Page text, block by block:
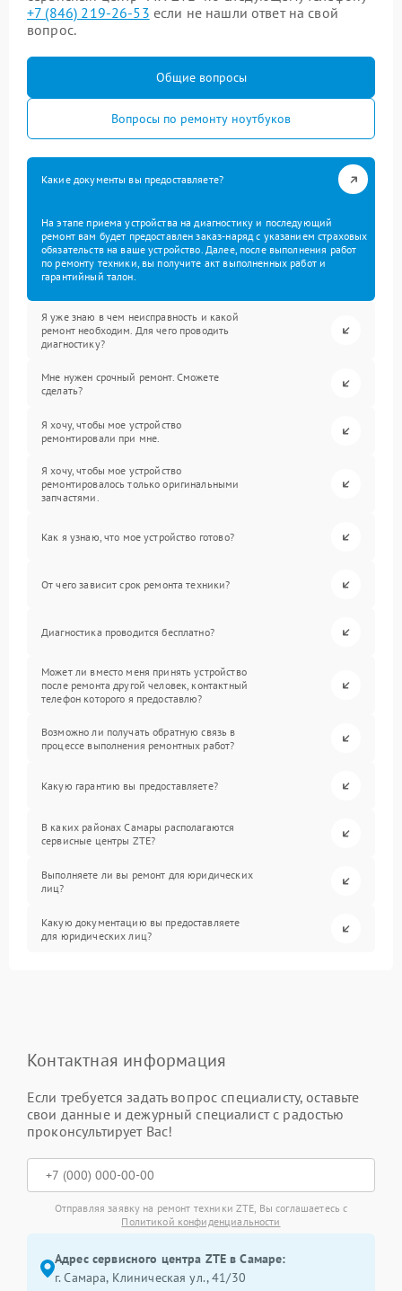
+7 (846) 219-26-53 если не нашли ответ на свой
вопрос.
Общие вопросы
Вопросы по ремонту ноутбуков
Какие документы вы предоставляете?
На этапе приема устройства на диагностику и последующий
ремонт вам будет предоставлен заказ-наряд с указанием страховых
обязательств на ваше устройство. Далее, после выполнения работ
по ремонту техники, вы получите акт выполненных работ и
гарантийный талон.
Я уже знаю в чем неисправность и какой
ремонт необходим. Для чего проводить
диагностику?
Мне нужен срочный ремонт. Сможете
сделать?
Я хочу, чтобы мое устройство
ремонтировали при мне.
Я хочу, чтобы мое устройство
ремонтировалось только оригинальными
запчастями.
Как я узнаю, что мое устройство готово?
От чего зависит срок ремонта техники?
Диагностика проводится бесплатно?
Может ли вместо меня принять устройство
после ремонта другой человек, контактный
телефон которого я предоставлю?
Возможно ли получать обратную связь в
процессе выполнения ремонтных работ?
Какую гарантию вы предоставляете?
В каких районах Самары располагаются
сервисные центры ZTE?
Выполняете ли вы ремонт для юридических
лиц?
Какую документацию вы предоставляете
для юридических лиц?
Контактная информация
Если требуется задать вопрос специалисту, оставьте
свои данные и дежурный специалист с радостью
проконсультирует Вас!
Отправляя заявку на ремонт техники ZTE, Вы соглашаетесь с
Политикой конфиденциальности
Адрес сервисного центра ZTE в Самаре:
г. Самара, Клиническая ул., 41/30